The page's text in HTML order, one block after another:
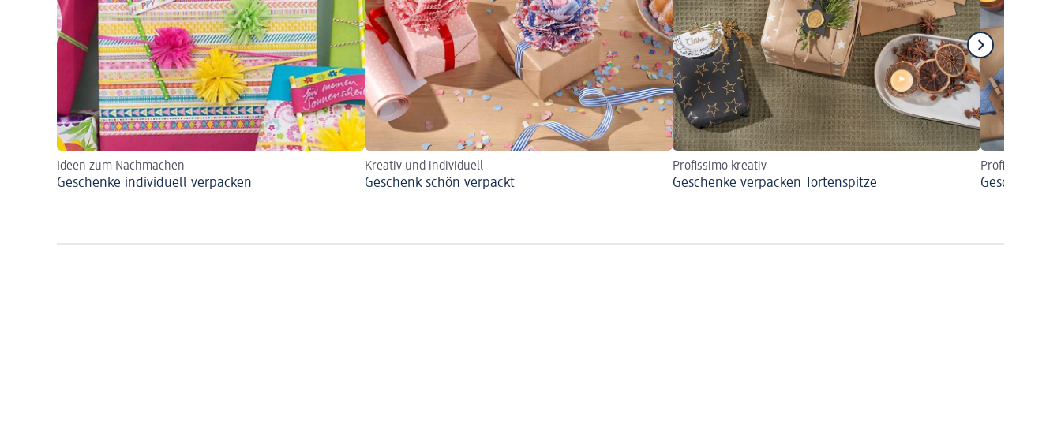
Ideen zum Nachmachen
Geschenke individuell verpacken
Kreativ und individuell
Geschenk schön verpackt
Profissimo kreativ
Geschenke verpacken Tortenspitze
Profissimo
Geschenke